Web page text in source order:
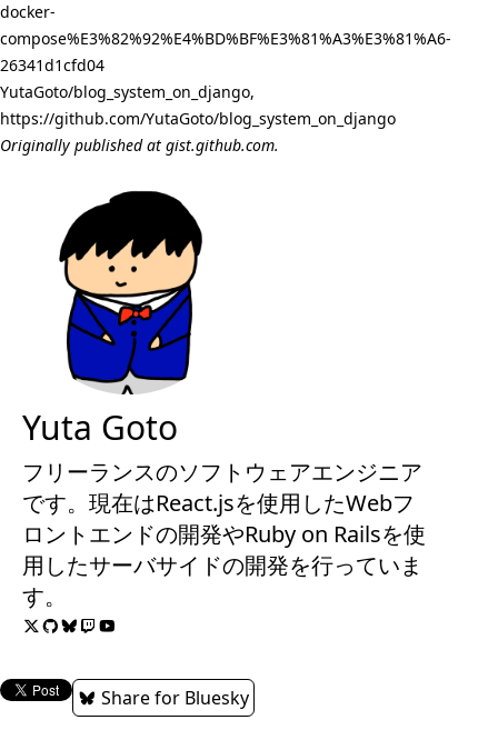
docker-
compose%E3%82%92%E4%BD%BF%E3%81%A3%E3%81%A6-
26341d1cfd04
YutaGoto/blog_system_on_django,
https://github.com/YutaGoto/blog_system_on_django
Originally published at gist.github.com.
Yuta Goto
フリーランスのソフトウェアエンジニア
です。現在はReact.jsを使用したWebフ
ロントエンドの開発やRuby on Railsを使
用したサーバサイドの開発を行っていま
す。
Share for Bluesky